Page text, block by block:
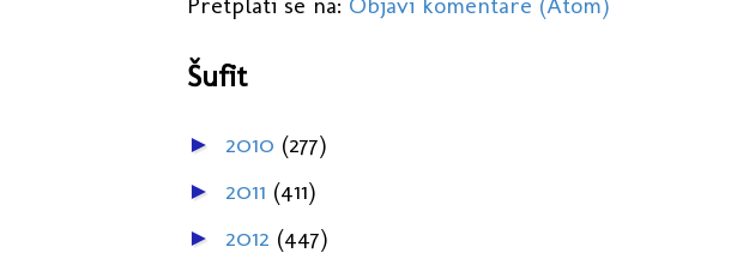
Šufit
► 2010 (277)
► 2011 (411)
► 2012 (447)